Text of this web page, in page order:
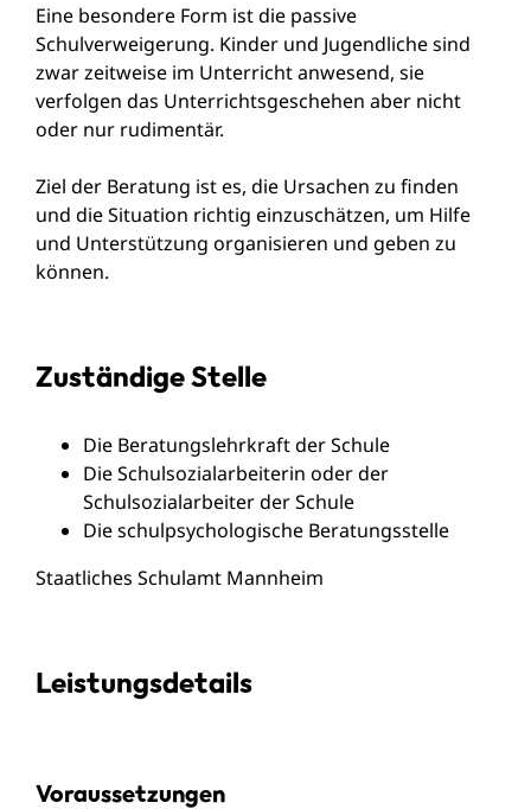
Eine besondere Form ist die passive
Schulverweigerung. Kinder und Jugendliche sind
zwar zeitweise im Unterricht anwesend, sie
verfolgen das Unterrichtsgeschehen aber nicht
oder nur rudimentär.
Ziel der Beratung ist es, die Ursachen zu finden
und die Situation richtig einzuschätzen, um Hilfe
und Unterstützung organisieren und geben zu
können.
Zuständige Stelle
Die Beratungslehrkraft der Schule
Die Schulsozialarbeiterin oder der
Schulsozialarbeiter der Schule
Die schulpsychologische Beratungsstelle
Staatliches Schulamt Mannheim
Leistungsdetails
Voraussetzungen